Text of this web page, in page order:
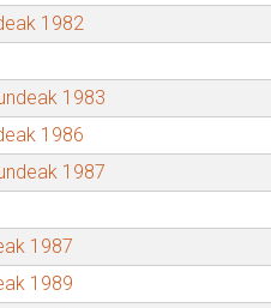
1982
1983
1986
1987
1987
1989